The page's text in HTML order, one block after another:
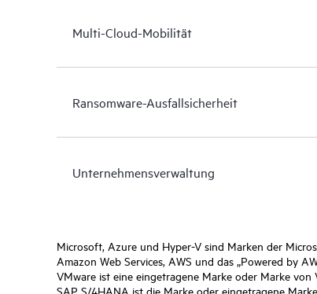
Multi-Cloud-Mobilität
Ransomware-Ausfallsicherheit
Unternehmensverwaltung
Microsoft, Azure und Hyper-V sind Marken der
Amazon Web Services, AWS und das „Powered by
VMware ist eine eingetragene Marke oder Marke
SAP S/4HANA ist die Marke oder eingetragene